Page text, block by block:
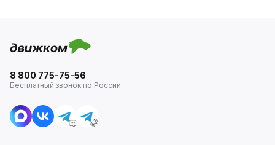
8 800 775-75-56
Бесплатный звонок по России